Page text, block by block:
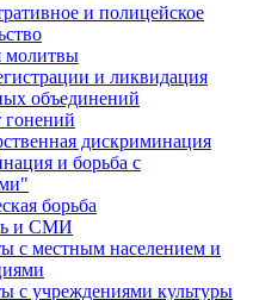
и полицейское
молитвы
и ликвидация
объединений
гонений
дискриминация
и борьба с
борьба
и СМИ
с местным населением и
с учреждениями культуры